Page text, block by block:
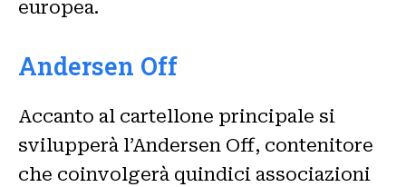
europea.
Andersen Off
Accanto al cartellone principale si
svilupperà l’Andersen Off, contenitore
che coinvolgerà quindici associazioni